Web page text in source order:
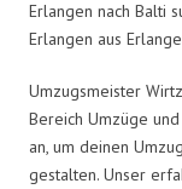
Erlangen nach Balti
Erlangen aus
Umzugsmeister
Bereich Umzüge
an, um deinen
gestalten. Unser